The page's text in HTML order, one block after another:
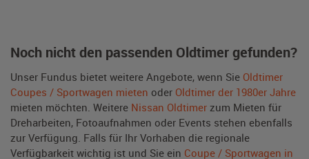
Noch nicht den passenden Oldtimer gefunden?
Unser Fundus bietet weitere Angebote, wenn Sie Oldtimer
Coupes / Sportwagen mieten oder Oldtimer der 1980er Jahre
mieten möchten. Weitere Nissan Oldtimer zum Mieten für
Dreharbeiten, Fotoaufnahmen oder Events stehen ebenfalls
zur Verfügung. Falls für Ihr Vorhaben die regionale
Verfügbarkeit wichtig ist und Sie ein Coupe / Sportwagen in